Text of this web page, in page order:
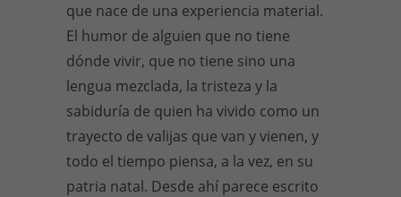
que nace de una experiencia material.
El humor de alguien que no tiene
dónde vivir, que no tiene sino una
lengua mezclada, la tristeza y la
sabiduría de quien ha vivido como un
trayecto de valijas que van y vienen, y
todo el tiempo piensa, a la vez, en su
patria natal. Desde ahí parece escrito